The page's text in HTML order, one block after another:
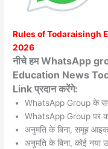
Rules ofTodaraisingh
2026
नीचे हम WhatsApp
Education News
Link प्रदान करेंगे:
WhatsApp Group के
WhatsApp Group पर
अनुमति के बिना, समूह
अनुमति के बिना, कोई नया